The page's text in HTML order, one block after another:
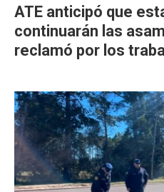
ATE anticipó que
continuarán las
reclamó por los